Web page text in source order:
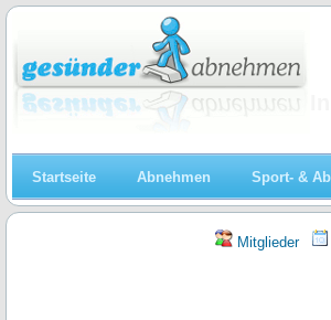
Startseite Abnehmen Sport- &
Mitglieder